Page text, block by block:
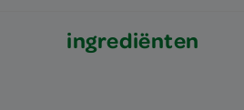
ingrediënten